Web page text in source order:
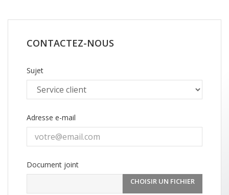
CONTACTEZ-NOUS
Sujet
Adresse e-mail
Document joint
CHOISIR UN FICHIER